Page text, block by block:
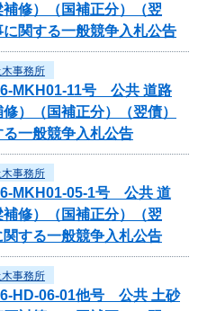
修）（国補正分）（翌
関する一般競争入札公告
事務所
MKH01-11号 公共 道路
）（国補正分）（翌債）
一般競争入札公告
事務所
MKH01-05-1号 公共 道
修）（国補正分）（翌
する一般競争入札公告
事務所
HD-06-01他号 公共 土砂